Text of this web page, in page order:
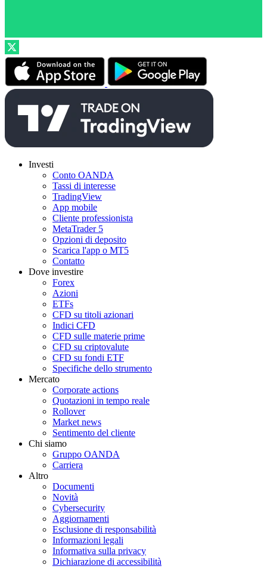
Investi
Conto OANDA
Tassi di interesse
TradingView
App mobile
Cliente professionista
MetaTrader 5
Opzioni di deposito
Scarica l'app o MT5
Contatto
Dove investire
Forex
Azioni
ETFs
CFD su titoli azionari
Indici CFD
CFD sulle materie prime
CFD su criptovalute
CFD su fondi ETF
Specifiche dello strumento
Mercato
Corporate actions
Quotazioni in tempo reale
Rollover
Market news
Sentimento del cliente
Chi siamo
Gruppo OANDA
Carriera
Altro
Documenti
Novità
Cybersecurity
Aggiornamenti
Esclusione di responsabilità
Informazioni legali
Informativa sulla privacy
Dichiarazione di accessibilità